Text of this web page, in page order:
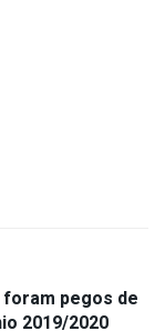
foram pegos de
2019/2020